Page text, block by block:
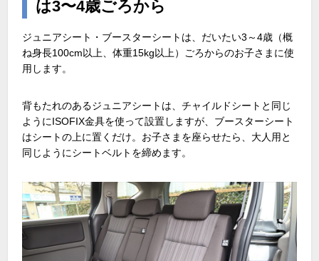
は3〜4歳ごろから
ジュニアシート・ブースターシートは、だいたい3～4歳（概
ね身長100cm以上、体重15kg以上）ごろからのお子さまに使
用します。
背もたれのあるジュニアシートは、チャイルドシートと同じ
ようにISOFIX金具を使って設置しますが、ブースターシート
はシートの上に置くだけ。お子さまを座らせたら、大人用と
同じようにシートベルトを締めます。